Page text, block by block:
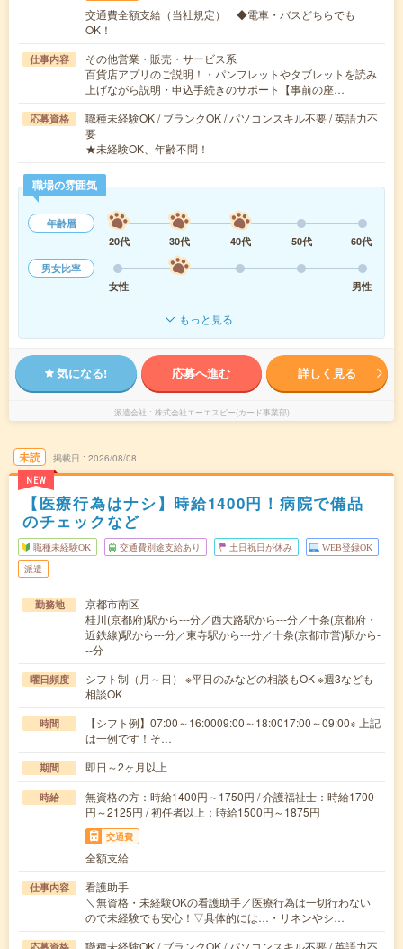
交通費全額支給（当社規定） ◆電車・バスどちらでも
OK！
仕事内容
その他営業・販売・サービス系
百貨店アプリのご説明！・パンフレットやタブレットを読み
上げながら説明・申込手続きのサポート【事前の座…
応募資格
職種未経験OK / ブランクOK / パソコンスキル不要 / 英語力不
要
★未経験OK、年齢不問！
職場の雰囲気
年齢層
20代
30代 40代 50代
60代
男女比率
女性
男性
もっと見る
気になる! 応募へ進む 詳しく見る
派遣会社 株式会社エーエスピー(カード事業部)
未読
NEW
掲載日 2026/08/08
【医療行為はナシ】時給1400円！病院で備品
のチェックなど
職種未経験OK 交通費別途支給あり 土日祝日が休み WEB登録OK
派遣
勤務地
京都市南区
桂川(京都府)駅から---分／西大路駅から---分／十条(京都府・
近鉄線)駅から---分／東寺駅から---分／十条(京都市営)駅から-
--分
曜日頻度
シフト制（月～日） ※平日のみなどの相談もOK ※週3なども
相談OK
時間
【シフト例】07:00～16:0009:00～18:0017:00～09:00※ 上記
は一例です！そ…
期間 即日～2ヶ月以上
時給
無資格の方：時給1400円～1750円 / 介護福祉士：時給1700
円～2125円 / 初任者以上：時給1500円～1875円
交通費
全額支給
仕事内容
看護助手
＼無資格・未経験OKの看護助手／医療行為は一切行わない
ので未経験でも安心！▽具体的には…・リネンやシ…
職種未経験OK / ブランクOK / パソコンスキル不要 / 英語力不